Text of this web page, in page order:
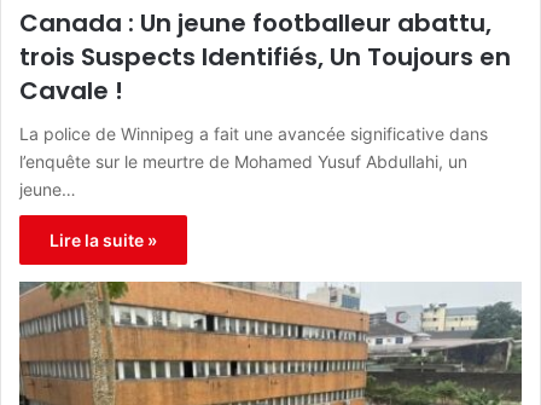
Canada : Un jeune footballeur abattu,
trois Suspects Identifiés, Un Toujours en
Cavale !
La police de Winnipeg a fait une avancée significative dans
l’enquête sur le meurtre de Mohamed Yusuf Abdullahi, un
jeune…
Lire la suite »